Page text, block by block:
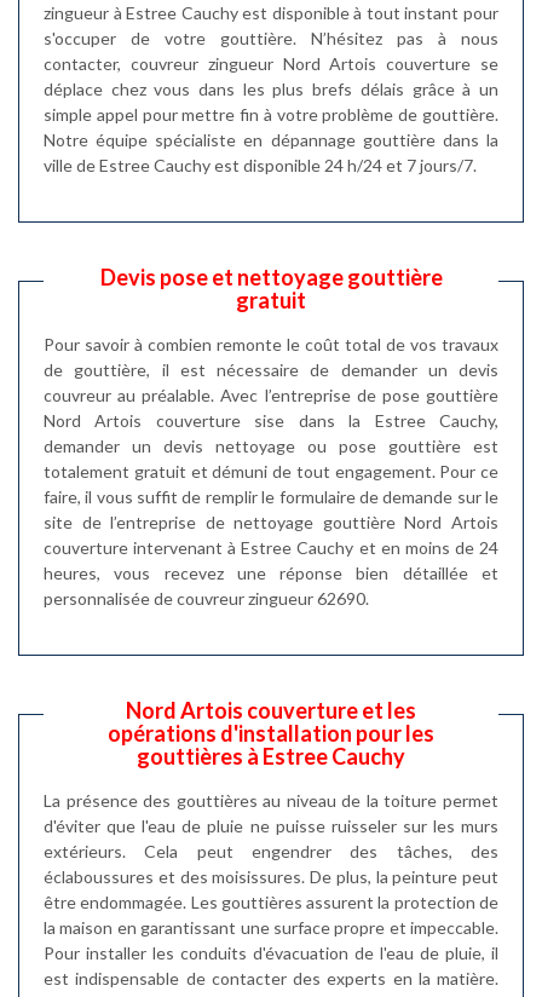
zingueur à Estree Cauchy est disponible à tout instant pour
s'occuper de votre gouttière. N’hésitez pas à nous
contacter, couvreur zingueur Nord Artois couverture se
déplace chez vous dans les plus brefs délais grâce à un
simple appel pour mettre fin à votre problème de gouttière.
Notre équipe spécialiste en dépannage gouttière dans la
ville de Estree Cauchy est disponible 24 h/24 et 7 jours/7.
Devis pose et nettoyage gouttière
gratuit
Pour savoir à combien remonte le coût total de vos travaux
de gouttière, il est nécessaire de demander un devis
couvreur au préalable. Avec l’entreprise de pose gouttière
Nord Artois couverture sise dans la Estree Cauchy,
demander un devis nettoyage ou pose gouttière est
totalement gratuit et démuni de tout engagement. Pour ce
faire, il vous suffit de remplir le formulaire de demande sur le
site de l’entreprise de nettoyage gouttière Nord Artois
couverture intervenant à Estree Cauchy et en moins de 24
heures, vous recevez une réponse bien détaillée et
personnalisée de couvreur zingueur 62690.
Nord Artois couverture et les
opérations d'installation pour les
gouttières à Estree Cauchy
La présence des gouttières au niveau de la toiture permet
d'éviter que l'eau de pluie ne puisse ruisseler sur les murs
extérieurs. Cela peut engendrer des tâches, des
éclaboussures et des moisissures. De plus, la peinture peut
être endommagée. Les gouttières assurent la protection de
la maison en garantissant une surface propre et impeccable.
Pour installer les conduits d'évacuation de l'eau de pluie, il
est indispensable de contacter des experts en la matière.